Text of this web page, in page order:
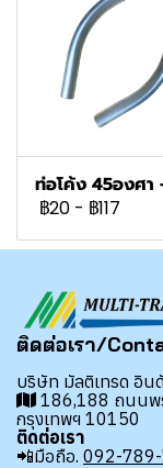
ท่อโค้ง 45องศา
฿20 - ฿117
ติดต่อเรา/
บริษัท มัลติเทรด อิน
186,188 ถนนพร
กรุงเทพฯ 10150
ติดต่อเรา
📲มือถือ. 092-